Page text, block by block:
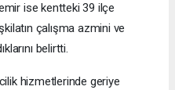
ise kentteki 39 ilçe
çalışma azmini ve
belirtti.
hizmetlerinde geriye